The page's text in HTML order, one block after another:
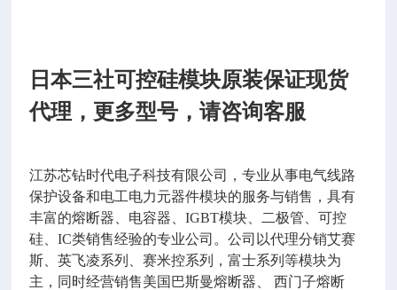
日本三社可控硅模块原装保证现货
代理，更多型号，请咨询客服
江苏芯钻时代电子科技有限公司，专业从事电气线路
保护设备和电工电力元器件模块的服务与销售，具有
丰富的熔断器、电容器、IGBT模块、二极管、可控
硅、IC类销售经验的专业公司。公司以代理分销艾赛
斯、英飞凌系列、赛米控系列，富士系列等模块为
主，同时经营销售美国巴斯曼熔断器、 西门子熔断